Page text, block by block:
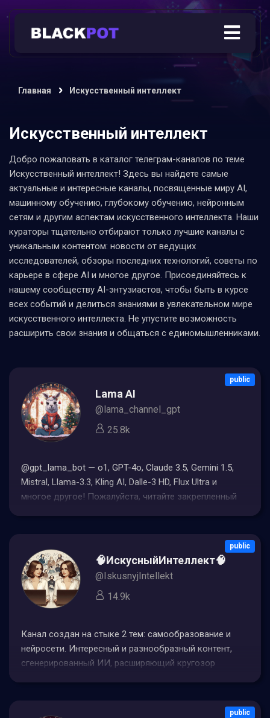
Главная Искусственный интеллект
Искусственный интеллект
Добро пожаловать в каталог телеграм-каналов по теме
Искусственный интеллект! Здесь вы найдете самые
актуальные и интересные каналы, посвященные миру AI,
машинному обучению, глубокому обучению, нейронным
сетям и другим аспектам искусственного интеллекта. Наши
кураторы тщательно отбирают только лучшие каналы с
уникальным контентом: новости от ведущих
исследователей, обзоры последних технологий, советы по
карьере в сфере AI и многое другое. Присоединяйтесь к
нашему сообществу AI-энтузиастов, чтобы быть в курсе
всех событий и делиться знаниями в увлекательном мире
искусственного интеллекта. Не упустите возможность
расширить свои знания и общаться с единомышленниками.
public
Lama AI
@lama_channel_gpt
25.8k
@gpt_lama_bot — o1, GPT-4o, Claude 3.5, Gemini 1.5,
Mistral, Llama-3.3, Kling AI, Dalle-3 HD, Flux Ultra и
многое другое! Пожалуйста, читайте закрепленный
public
🧠ИскусныйИнтеллект🧠
@IskusnyjIntellekt
14.9k
Канал создан на стыке 2 тем: самообразование и
нейросети. Интересный и разнообразный контент,
сгенерированный ИИ, расширяющий кругозор
public